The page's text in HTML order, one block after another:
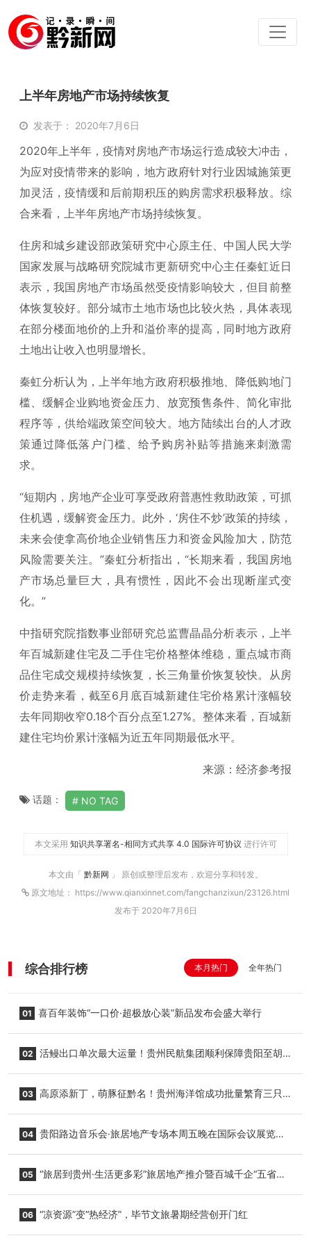
上半年房地产市场持续恢复
发表于： 2020年7月6日
2020年上半年，疫情对房地产市场运行造成较大冲击，
为应对疫情带来的影响，地方政府针对行业因城施策更
加灵活，疫情缓和后前期积压的购房需求积极释放。综
合来看，上半年房地产市场持续恢复。
住房和城乡建设部政策研究中心原主任、中国人民大学
国家发展与战略研究院城市更新研究中心主任秦虹近日
表示，我国房地产市场虽然受疫情影响较大，但目前整
体恢复较好。部分城市土地市场也比较火热，具体表现
在部分楼面地价的上升和溢价率的提高，同时地方政府
土地出让收入也明显增长。
秦虹分析认为，上半年地方政府积极推地、降低购地门
槛、缓解企业购地资金压力、放宽预售条件、简化审批
程序等，供给端政策空间较大。地方陆续出台的人才政
策通过降低落户门槛、给予购房补贴等措施来刺激需
求。
“短期内，房地产企业可享受政府普惠性救助政策，可抓
住机遇，缓解资金压力。此外，‘房住不炒’政策的持续，
未来会使拿高价地企业销售压力和资金风险加大，防范
风险需要关注。”秦虹分析指出，“长期来看，我国房地
产市场总量巨大，具有惯性，因此不会出现断崖式变
化。”
中指研究院指数事业部研究总监曹晶晶分析表示，上半
年百城新建住宅及二手住宅价格整体维稳，重点城市商
品住宅成交规模持续恢复，长三角量价恢复较快。从房
价走势来看，截至6月底百城新建住宅价格累计涨幅较
去年同期收窄0.18个百分点至1.27%。整体来看，百城新
建住宅均价累计涨幅为近五年同期最低水平。
来源：经济参考报
话题： NO TAG
本文采用 知识共享署名-相同方式共享 4.0 国际许可协议 进行许可
本文由「 黔新网 」 原创或整理后发布，欢迎分享和转发。
原文地址： https://www.qianxinnet.com/fangchanzixun/23126.html
发布于 2020年7月6日
综合排行榜 本月热门 全年热门
01 喜百年装饰“一口价·超极放心装”新品发布会盛大举行
02 活鳗出口单次最大运量！贵州民航集团顺利保障贵阳至胡
03 高原添新丁，萌豚征黔名！贵州海洋馆成功批量繁育三只
04 贵阳路边音乐会·旅居地产专场本周五晚在国际会议展览中
05 “旅居到贵州·生活更多彩”旅居地产推介暨百城千企“五省
06 “凉资源”变“热经济”，毕节文旅暑期经营创开门红